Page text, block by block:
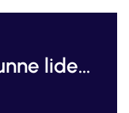
lide...